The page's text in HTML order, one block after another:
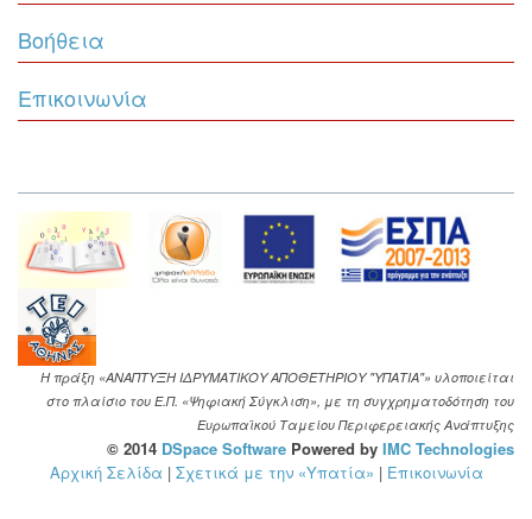
Βοήθεια
Επικοινωνία
Η πράξη «ΑΝΑΠΤΥΞΗ ΙΔΡΥΜΑΤΙΚΟΥ ΑΠΟΘΕΤΗΡΙΟΥ "ΥΠΑΤΙΑ"» υλοποιείται
στο πλαίσιο του Ε.Π. «Ψηφιακή Σύγκλιση», με τη συγχρηματοδότηση του
Ευρωπαϊκού Ταμείου Περιφερειακής Ανάπτυξης
© 2014 DSpace Software Powered by IMC Technologies
Αρχική Σελίδα | Σχετικά με την «Υπατία» | Επικοινωνία